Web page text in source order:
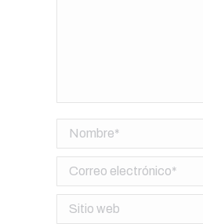
Nombre *
Correo electrónico *
Sitio web